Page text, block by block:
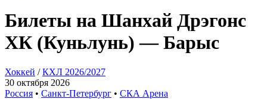
Билеты на Шанхай Дрэгонс
ХК (Куньлунь) — Барыс
Хоккей /КХЛ 2026/2027
30 октября 2026
Россия • Санкт-Петербург • СКА Арена